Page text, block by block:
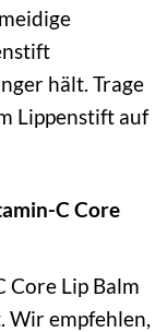
hält. Trage
Lippenstift auf
C Core
Core Lip Balm
Wir empfehlen,